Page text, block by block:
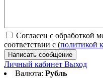
Согласен с обработкой
соответствии с (политикой
Написать сообщение
Личный кабинет Выход
Валюта: Рубль